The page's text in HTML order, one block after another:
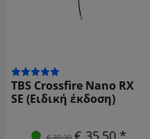
TBS Tango 2 RC FPV
ασύρματο